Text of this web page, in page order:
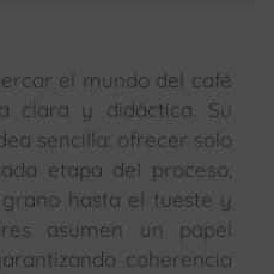
el mundo del café
clara y didáctica. Su
sencilla: ofrecer solo
etapa del proceso,
hasta el tueste y
asumen un papel
coherencia